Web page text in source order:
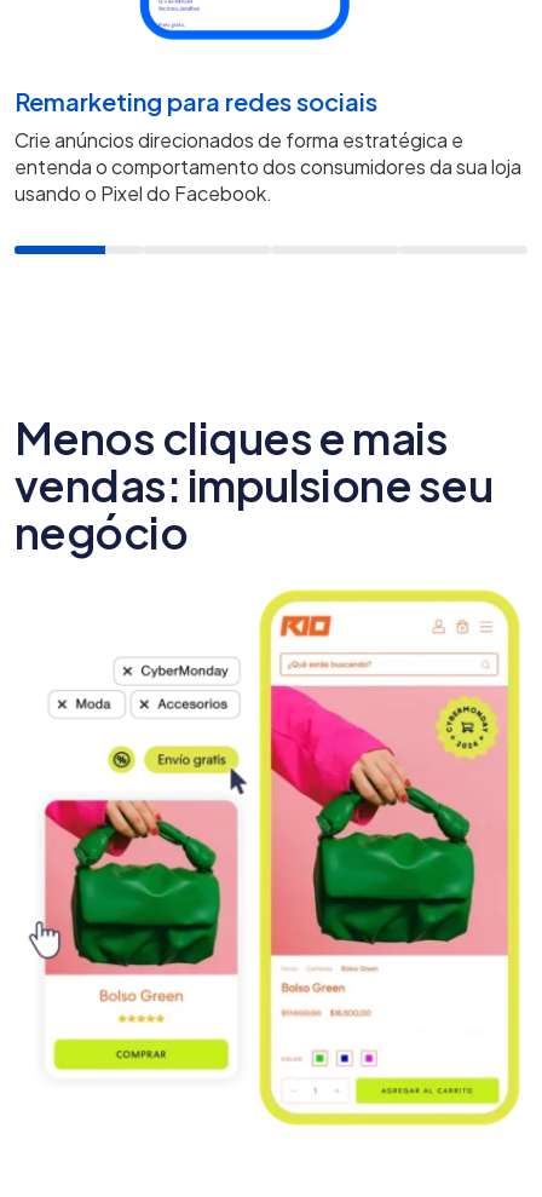
Remarketing para redes sociais
Crie anúncios direcionados de forma estratégica e
entenda o comportamento dos consumidores da sua loja
usando o Pixel do Facebook.
Menos cliques e mais
vendas: impulsione seu
negócio